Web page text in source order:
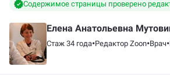
Содержимое страницы проверено
Елена Анатольевна
Стаж 34 года•Редактор Zoon•Врач•